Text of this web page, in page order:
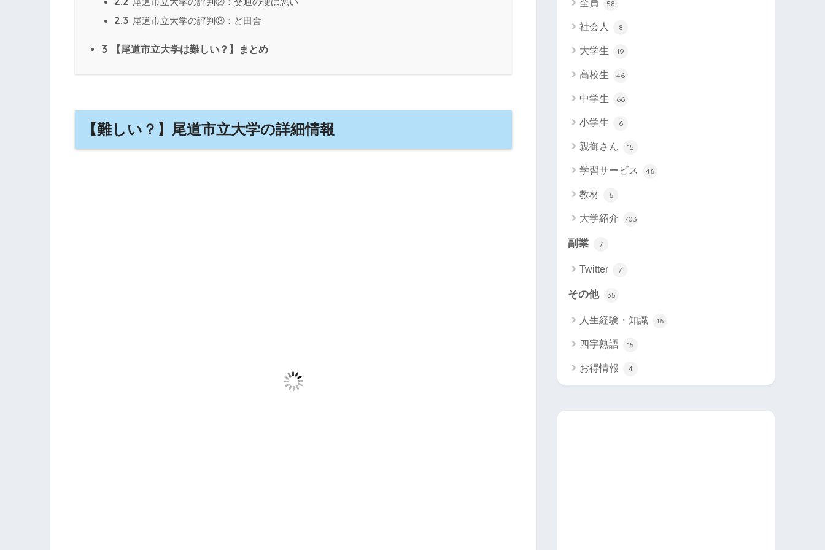
2.3 尾道市立大学の評判③：ど田舎
3 【尾道市立大学は難しい？】まとめ
【難しい？】尾道市立大学の詳細情報
全員 58
社会人 8
大学生 19
高校生 46
中学生 66
小学生 6
親御さん 15
学習サービス 46
教材 6
大学紹介 703
副業 7
Twitter 7
その他 35
人生経験・知識 16
四字熟語 15
お得情報 4